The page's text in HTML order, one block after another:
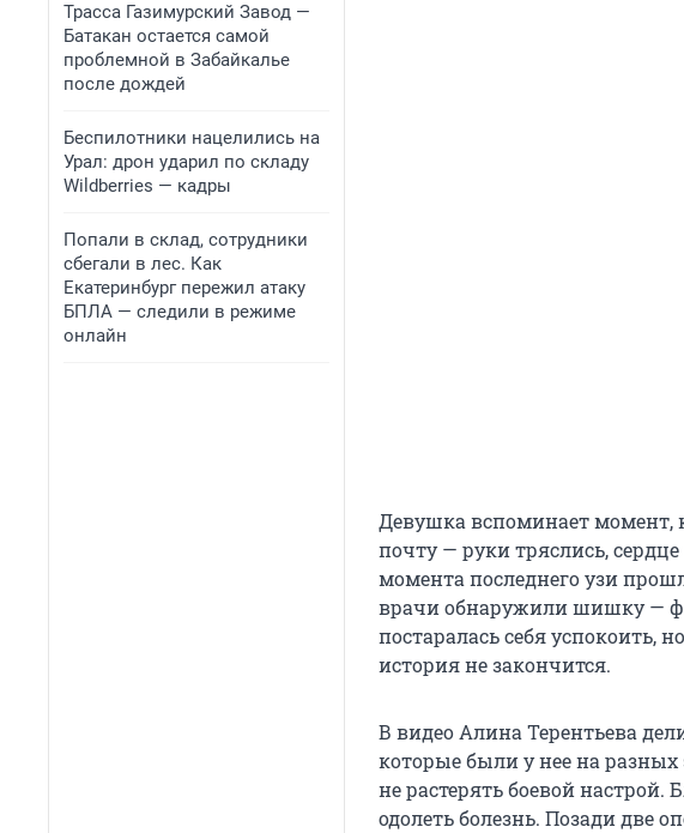
Трасса Газимурский Завод —
Батакан остается самой
проблемной в Забайкалье
после дождей
Беспилотники нацелились на
Урал: дрон ударил по складу
Wildberries — кадры
Попали в склад, сотрудники
сбегали в лес. Как
Екатеринбург пережил атаку
БПЛА — следили в режиме
онлайн
Девушка вспоминает момент,
почту — руки тряслись,
момента последнего узи
врачи обнаружили шишку —
постаралась себя успокоить,
история не закончится.
В видео Алина Терентьева
которые были у нее на разных
не растерять боевой настрой.
одолеть болезнь. Позади две